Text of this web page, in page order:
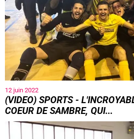
12 juin 2022
(VIDEO) SPORTS -
COEUR DE SAMBRE, QUI...